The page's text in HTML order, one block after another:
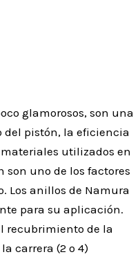
glamorosos, son una
pistón, la eficiencia
utilizados en
son uno de los factores
Los anillos de Namura
para su aplicación.
recubrimiento de la
carrera (2 o 4)